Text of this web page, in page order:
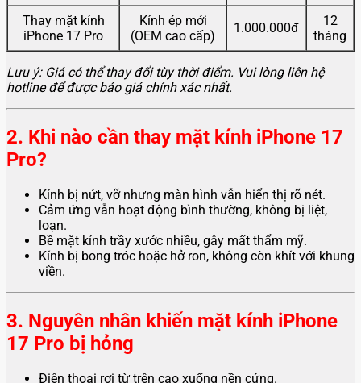
Thay mặt kính
iPhone 17 Pro
Kính ép mới
(OEM cao cấp)
1.000.000đ
12
tháng
Lưu ý: Giá có thể thay đổi tùy thời điểm. Vui lòng liên hệ
hotline để được báo giá chính xác nhất.
2. Khi nào cần thay mặt kính iPhone 17
Pro?
Kính bị nứt, vỡ nhưng màn hình vẫn hiển thị rõ nét.
Cảm ứng vẫn hoạt động bình thường, không bị liệt,
loạn.
Bề mặt kính trầy xước nhiều, gây mất thẩm mỹ.
Kính bị bong tróc hoặc hở ron, không còn khít với khung
viền.
3. Nguyên nhân khiến mặt kính iPhone
17 Pro bị hỏng
Điện thoại rơi từ trên cao xuống nền cứng.